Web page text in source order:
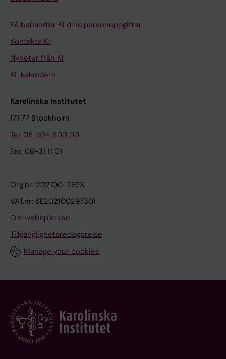
Så behandlar KI dina personuppgifter
Kontakta KI
Nyheter från KI
KI-kalendern
Karolinska Institutet
171 77 Stockholm
Tel: 08-524 800 00
Fax: 08-31 11 01
Org.nr: 202100-2973
VAT.nr: SE202100297301
Om webbplatsen
Tillgänglighetsredogörelse
Manage your cookies